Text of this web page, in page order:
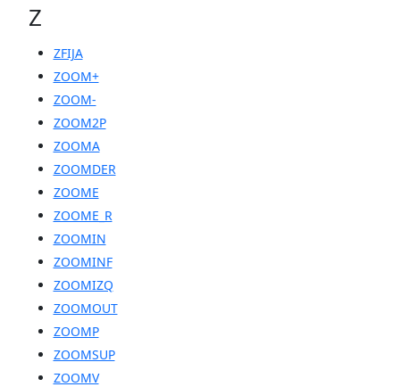
Z
ZFIJA
ZOOM+
ZOOM-
ZOOM2P
ZOOMA
ZOOMDER
ZOOME
ZOOME_R
ZOOMIN
ZOOMINF
ZOOMIZQ
ZOOMOUT
ZOOMP
ZOOMSUP
ZOOMV